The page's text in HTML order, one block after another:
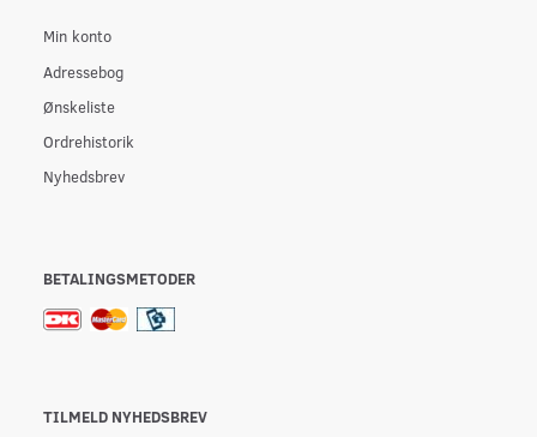
Min konto
Adressebog
Ønskeliste
Ordrehistorik
Nyhedsbrev
BETALINGSMETODER
TILMELD NYHEDSBREV